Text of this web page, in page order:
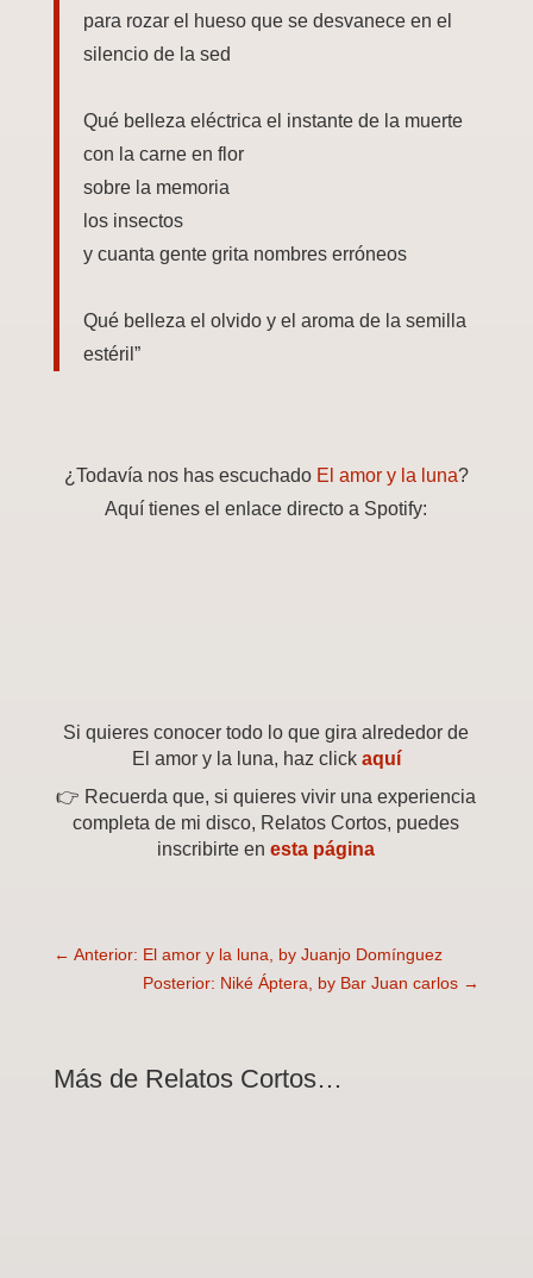
para rozar el hueso que se desvanece en el
silencio de la sed
Qué belleza eléctrica el instante de la muerte
con la carne en flor
sobre la memoria
los insectos
y cuanta gente grita nombres erróneos
Qué belleza el olvido y el aroma de la semilla
estéril”
¿Todavía nos has escuchado El amor y la luna?
Aquí tienes el enlace directo a Spotify:
Si quieres conocer todo lo que gira alrededor de
El amor y la luna, haz clickaquí
👉 Recuerda que, si quieres vivir una experiencia
completa de mi disco, Relatos Cortos, puedes
inscribirte enesta página
← Anterior: El amor y la luna, by Juanjo Domínguez
Posterior: Niké Áptera, by Bar Juan carlos →
Más de Relatos Cortos…